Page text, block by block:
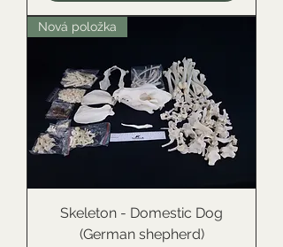
Nová položka
Skeleton - Domestic Dog
(German shepherd)